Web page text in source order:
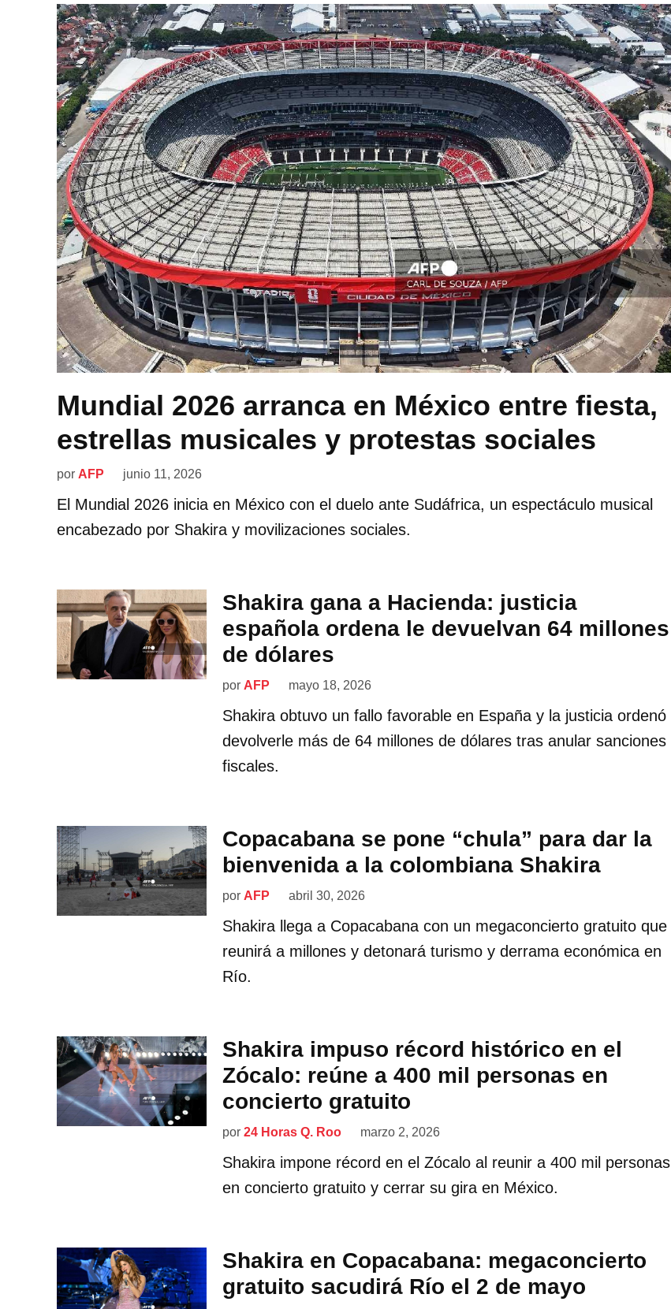
Mundial 2026 arranca en México entre fiesta,
estrellas musicales y protestas sociales
por AFP junio 11, 2026
El Mundial 2026 inicia en México con el duelo ante Sudáfrica, un espectáculo musical
encabezado por Shakira y movilizaciones sociales.
Shakira gana a Hacienda: justicia
española ordena le devuelvan 64 millones
de dólares
por AFP mayo 18, 2026
Shakira obtuvo un fallo favorable en España y la justicia ordenó
devolverle más de 64 millones de dólares tras anular sanciones
fiscales.
Copacabana se pone “chula” para dar la
bienvenida a la colombiana Shakira
por AFP abril 30, 2026
Shakira llega a Copacabana con un megaconcierto gratuito que
reunirá a millones y detonará turismo y derrama económica en
Río.
Shakira impuso récord histórico en el
Zócalo: reúne a 400 mil personas en
concierto gratuito
por 24 Horas Q. Roo marzo 2, 2026
Shakira impone récord en el Zócalo al reunir a 400 mil personas
en concierto gratuito y cerrar su gira en México.
Shakira en Copacabana: megaconcierto
gratuito sacudirá Río el 2 de mayo